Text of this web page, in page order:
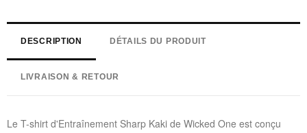
DESCRIPTION DÉTAILS DU PRODUIT
LIVRAISON & RETOUR
Le T-shirt d'Entraînement Sharp Kaki de Wicked One est conçu